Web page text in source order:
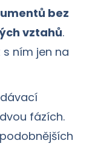
bez
vztahů.
s ním jen na
fázích.